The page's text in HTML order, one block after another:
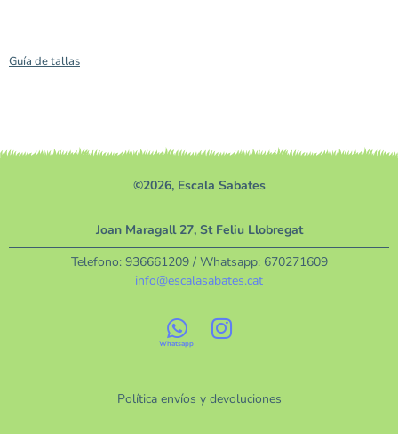
Guía de tallas
©2026, Escala Sabates
Política envíos y devoluciones
Joan Maragall 27, St Feliu Llobregat
Telefono: 936661209/ Whatsapp: 670271609
info@escalasabates.cat